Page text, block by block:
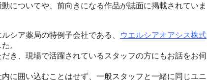
についてや、前向きになる作品が誌面に掲載されていま
シア薬局の特例子会社である、
ウエルシアオアシス株式
。
き、現場で活躍されているスタッフの方にもお話をお伺
に囲い込むことはせず、一般スタッフと一緒に同じユニ